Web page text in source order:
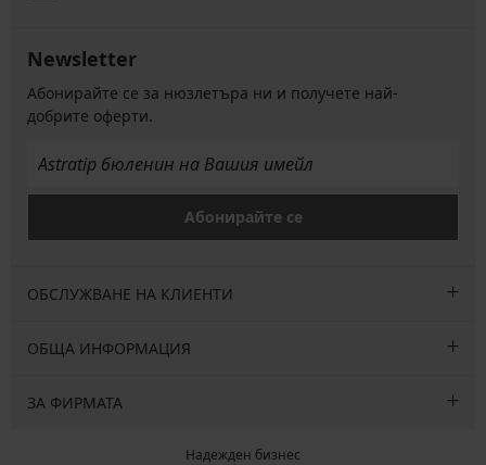
Newsletter
Абонирайте се за нюзлетъра ни и получете най-
добрите оферти.
Абонирайте се
ОБСЛУЖВАНЕ НА КЛИЕНТИ
ОБЩА ИНФОРМАЦИЯ
ЗА ФИРМАТА
Надежден бизнес